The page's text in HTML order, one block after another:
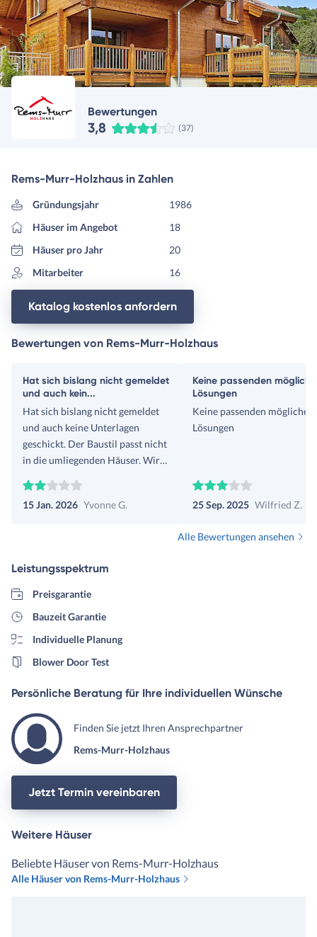
Bewertungen
3,8 (37)
Rems-Murr-Holzhaus in Zahlen
Gründungsjahr
1986
Häuser im Angebot
18
Häuser pro Jahr
20
Mitarbeiter
16
Katalog kostenlos anfordern
Bewertungen von Rems-Murr-Holzhaus
Hat sich bislang nicht gemeldet
und auch kein...
Hat sich bislang nicht gemeldet
und auch keine Unterlagen
geschickt. Der Baustil passt nicht
in die umliegenden Häuser. Wir
Kontaktaufnahmen.
15 Jan. 2026 Yvonne G.
Keine passenden
Lösungen
Keine passenden möglichen
Lösungen
25 Sep. 2025 Wilfried Z.
Alle Bewertungen ansehen
Leistungsspektrum
Preisgarantie
Bauzeit Garantie
Individuelle Planung
Blower Door Test
Persönliche Beratung für Ihre individuellen Wünsche
Finden Sie jetzt Ihren Ansprechpartner
Rems-Murr-Holzhaus
Jetzt Termin vereinbaren
Weitere Häuser
Beliebte Häuser von Rems-Murr-Holzhaus
Alle Häuser von Rems-Murr-Holzhaus